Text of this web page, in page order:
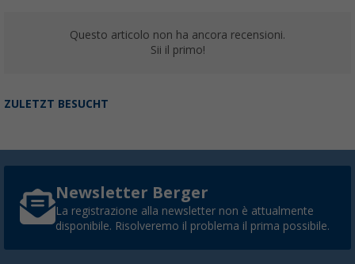
Questo articolo non ha ancora recensioni.
Sii il primo!
ZULETZT BESUCHT
Newsletter Berger
La registrazione alla newsletter non è attualmente
disponibile. Risolveremo il problema il prima possibile.